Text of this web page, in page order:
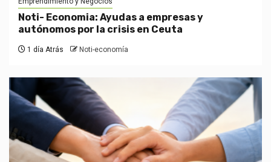
Noti- Economia: Ayudas a empresas y
autónomos por la crisis en Ceuta
1 día Atrás Noti-economía